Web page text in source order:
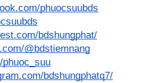
phuocsuubds
bdshungphat/
@bdstiemnang
bdshungphatq7/